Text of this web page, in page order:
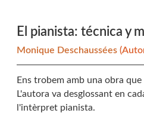
El pianista: técnica y
Monique Deschaussées
Ens trobem amb una obra
L'autora va desglossant en
l'intèrpret pianista.